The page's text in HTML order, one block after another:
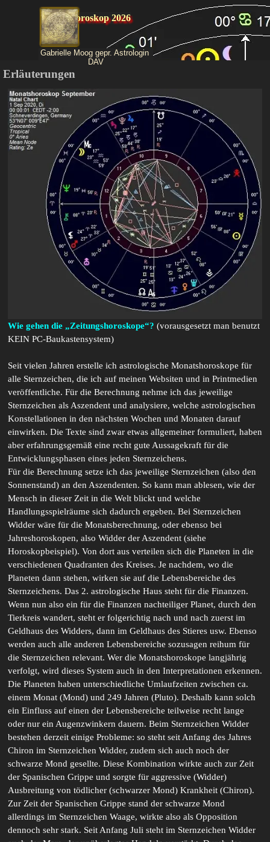
Direkt zum Seiteninhalt
Gabrielle Moog gepr. Astrologin
DAV
Jahreshoroskop 2026
Erläuterungen
Wie gehen die „Zeitungshoroskope“? (vorausgesetzt man benutzt
KEIN PC-Baukastensystem)
Seit vielen Jahren erstelle ich astrologische Monatshoroskope für
alle Sternzeichen, die ich auf meinen Websiten und in Printmedien
veröffentliche. Für die Berechnung nehme ich das jeweilige
Sternzeichen als Aszendent und analysiere, welche astrologischen
Konstellationen in den nächsten Wochen und Monaten darauf
einwirken. Die Texte sind zwar etwas allgemeiner formuliert, haben
aber erfahrungsgemäß eine recht gute Aussagekraft für die
Entwicklungsphasen eines jeden Sternzeichens.
Für die Berechnung setze ich das jeweilige Sternzeichen (also den
Sonnenstand) an den Aszendenten. So kann man ablesen, wie der
Mensch in dieser Zeit in die Welt blickt und welche
Handlungsspielräume sich dadurch ergeben. Bei Sternzeichen
Widder wäre für die Monatsberechnung, oder ebenso bei
Jahreshoroskopen, also Widder der Aszendent (siehe
Horoskopbeispiel). Von dort aus verteilen sich die Planeten in die
verschiedenen Quadranten des Kreises. Je nachdem, wo die
Planeten dann stehen, wirken sie auf die Lebensbereiche des
Sternzeichens. Das 2. astrologische Haus steht für die Finanzen.
Wenn nun also ein für die Finanzen nachteiliger Planet, durch den
Tierkreis wandert, steht er folgerichtig nach und nach zuerst im
Geldhaus des Widders, dann im Geldhaus des Stieres usw. Ebenso
werden auch alle anderen Lebensbereiche sozusagen reihum für
die Sternzeichen relevant. Wer die Monatshoroskope langjährig
verfolgt, wird dieses System auch in den Interpretationen erkennen.
Die Planeten haben unterschiedliche Umlaufzeiten zwischen ca.
einem Monat (Mond) und 249 Jahren (Pluto). Deshalb kann solch
ein Einfluss auf einen der Lebensbereiche teilweise recht lange
oder nur ein Augenzwinkern dauern. Beim Sternzeichen Widder
bestehen derzeit einige Probleme: so steht seit Anfang des Jahres
Chiron im Sternzeichen Widder, zudem sich auch noch der
schwarze Mond gesellte. Diese Kombination wirkte auch zur Zeit
der Spanischen Grippe und sorgte für aggressive (Widder)
Ausbreitung von tödlicher (schwarzer Mond) Krankheit (Chiron).
Zur Zeit der Spanischen Grippe stand der schwarze Mond
allerdings im Sternzeichen Waage, wirkte also als Opposition
dennoch sehr stark. Seit Anfang Juli steht im Sternzeichen Widder